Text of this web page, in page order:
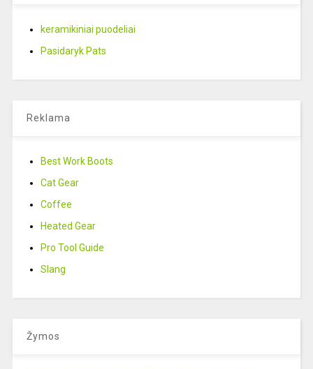
keramikiniai puodeliai
Pasidaryk Pats
Reklama
Best Work Boots
Cat Gear
Coffee
Heated Gear
Pro Tool Guide
Slang
Žymos